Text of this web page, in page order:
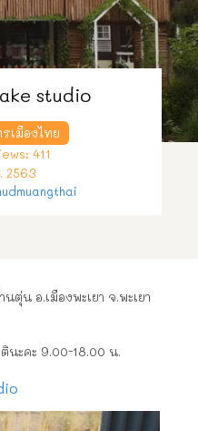
studio
เมืองไทย
411
2563
น อ.เมืองพะเยา จ.พะเยา
นะคะ 9.00-18.00 น.